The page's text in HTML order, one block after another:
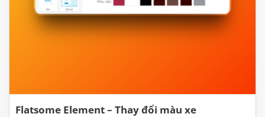
Flatsome Element – Thay đổi màu xe